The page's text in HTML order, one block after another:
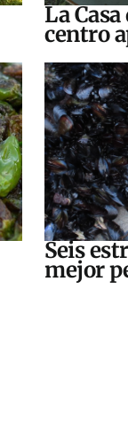
La
centro
Seis
mejor